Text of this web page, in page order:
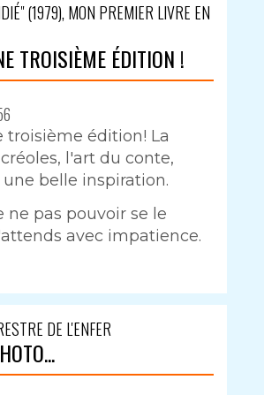
(1979), MON PREMIER LIVRE EN
TROISIÈME ÉDITION !
troisième édition! La
l'art du conte,
belle inspiration.
ne pas pouvoir se le
avec impatience.
DE L'ENFER